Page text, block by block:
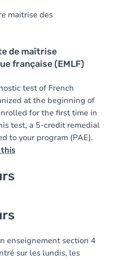
maitrise des
de maîtrise
française (EMLF)
test of French
at the beginning of
for the first time in
test, a 5-credit remedial
to your program (PAE).
enseignement section 4
sur les lundis, les